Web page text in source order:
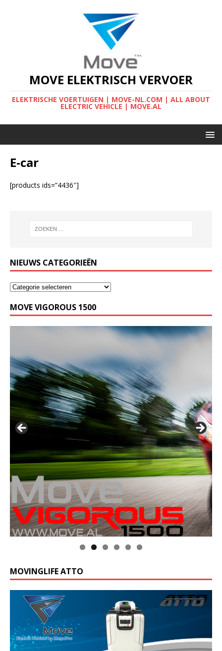
MOVE ELEKTRISCH VERVOER
ELEKTRISCHE VOERTUIGEN | MOVE-NL.COM | ALL ABOUT
ELECTRIC VEHICLE | MOVE.AL
E-car
[products ids=”4436″]
NIEUWS CATEGORIEËN
MOVE VIGOROUS 1500
MOVINGLIFE ATTO